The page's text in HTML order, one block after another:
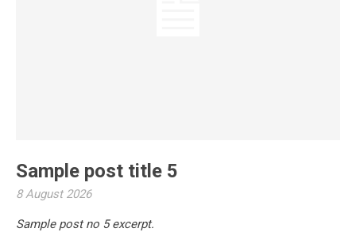
Sample post title 5
8 August 2026
Sample post no 5 excerpt.